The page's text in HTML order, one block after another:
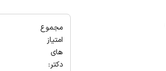
مجموع
امتیاز
های
دکتر: